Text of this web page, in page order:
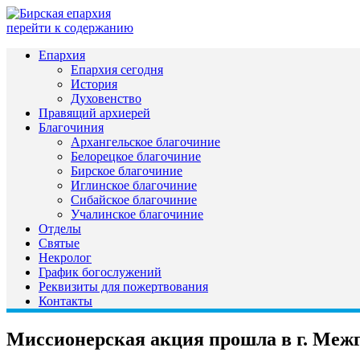
перейти к содержанию
Епархия
Епархия сегодня
История
Духовенство
Правящий архиерей
Благочиния
Архангельское благочиние
Белорецкое благочиние
Бирское благочиние
Иглинское благочиние
Сибайское благочиние
Учалинское благочиние
Отделы
Святые
Некролог
График богослужений
Реквизиты для пожертвования
Контакты
Миссионерская акция прошла в г.